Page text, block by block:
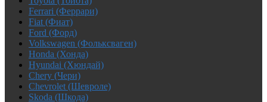
Ferrari (Феррари)
Fiat (Фиат)
Ford (Форд)
Volkswagen (Фольксваген)
Honda (Хонда)
Hyundai (Хюндай)
Chery (Чери)
Chevrolet (Шевроле)
Skoda (Шкода)